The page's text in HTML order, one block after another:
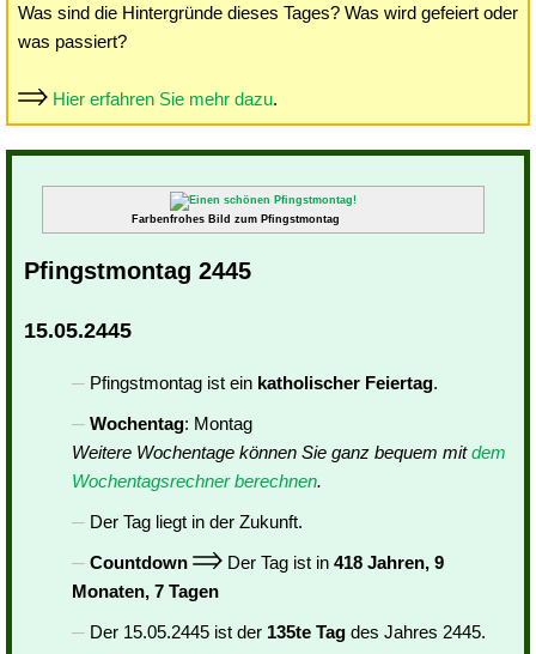
Was sind die Hintergründe dieses Tages? Was wird gefeiert oder
was passiert?
Hier erfahren Sie mehr dazu.
Farbenfrohes Bild zum Pfingstmontag
Pfingstmontag 2445
15.05.2445
Pfingstmontag ist ein katholischer Feiertag.
Wochentag: Montag
Weitere Wochentage können Sie ganz bequem mitdem
Wochentagsrechner berechnen.
Der Tag liegt in der Zukunft.
Countdown
Der Tag ist in 418 Jahren, 9
Monaten, 7 Tagen
Der 15.05.2445 ist der 135te Tag des Jahres 2445.